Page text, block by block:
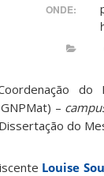
ONDE:
do
–
do
Louise